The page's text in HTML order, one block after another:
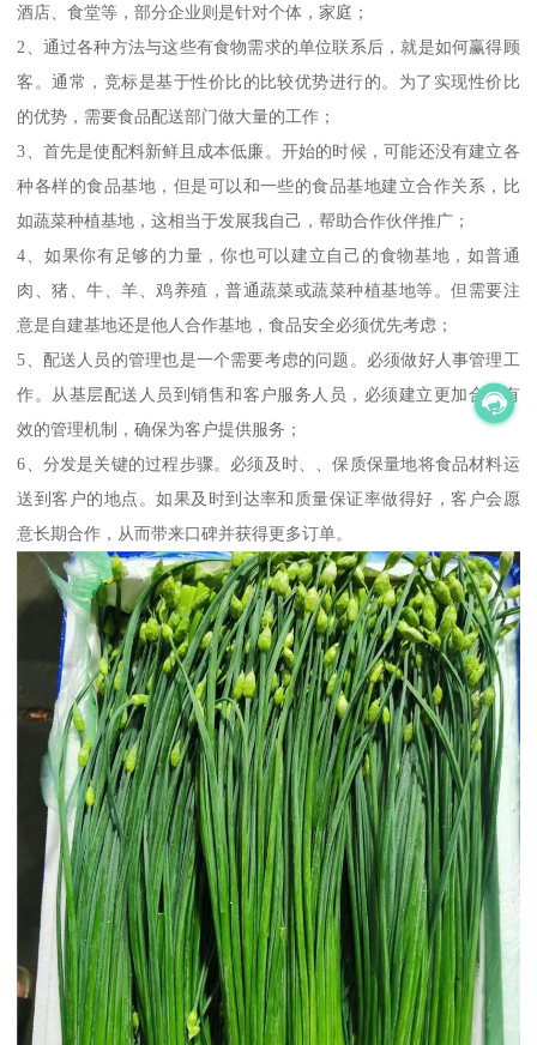
酒店、食堂等，部分企业则是针对个体，家庭；
2、通过各种方法与这些有食物需求的单位联系后，就是如何赢得顾
客。通常，竞标是基于性价比的比较优势进行的。为了实现性价比
的优势，需要食品配送部门做大量的工作；
3、首先是使配料新鲜且成本低廉。开始的时候，可能还没有建立各
种各样的食品基地，但是可以和一些的食品基地建立合作关系，比
如蔬菜种植基地，这相当于发展我自己，帮助合作伙伴推广；
4、如果你有足够的力量，你也可以建立自己的食物基地，如普通
肉、猪、牛、羊、鸡养殖，普通蔬菜或蔬菜种植基地等。但需要注
意是自建基地还是他人合作基地，食品安全必须优先考虑；
5、配送人员的管理也是一个需要考虑的问题。必须做好人事管理工
作。从基层配送人员到销售和客户服务人员，必须建立更加合理有
效的管理机制，确保为客户提供服务；
6、分发是关键的过程步骤。必须及时、、保质保量地将食品材料运
送到客户的地点。如果及时到达率和质量保证率做得好，客户会愿
意长期合作，从而带来口碑并获得更多订单。